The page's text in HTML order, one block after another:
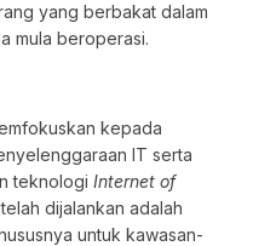
yang berbakat dalam
mula beroperasi.
kepada
IT serta
teknologi Internet of
dijalankan adalah
untuk kawasan-